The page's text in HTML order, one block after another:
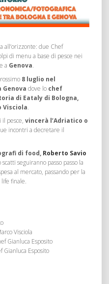
all’orizzonte: due Chef
di menu a base di pesce nei
e a Genova.
8 luglio nel
dove lo chef
di Eataly di Bologna,
Visciola.
pesce, vincerà l’Adriatico o
incontri a decretare il
di food, Roberto Savio
seguiranno passo passo la
al mercato, passando per la
finale.
Visciola
Gianluca Esposito
Gianluca Esposito